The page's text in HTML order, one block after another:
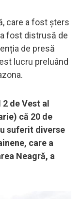
care a fost șters
fost distrusă de
de presă
lucru preluând
de Vest al
că 20 de
suferit diverse
care a
Neagră, a